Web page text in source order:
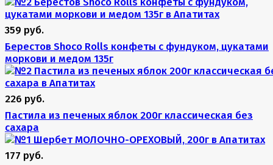
359 руб.
Берестов Shoco Rolls конфеты с фундуком, цукатами
моркови и медом 135г
226 руб.
Пастила из печеных яблок 200г классическая без
сахара
177 руб.